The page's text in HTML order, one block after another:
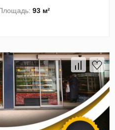
93 м²